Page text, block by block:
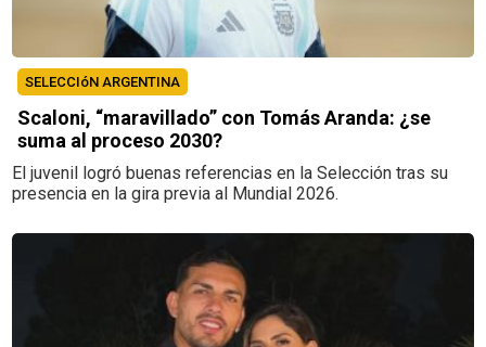
SELECCIóN ARGENTINA
Scaloni, “maravillado” con Tomás Aranda: ¿se
suma al proceso 2030?
El juvenil logró buenas referencias en la Selección tras su
presencia en la gira previa al Mundial 2026.